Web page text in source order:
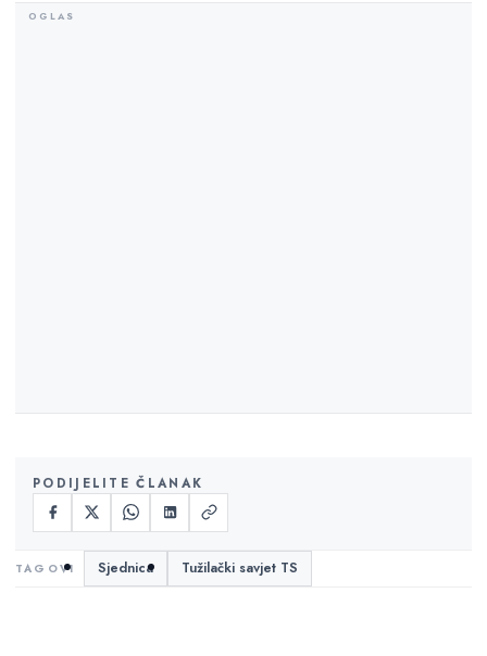
PODIJELITE ČLANAK
Sjednica Tužilački savjet TS